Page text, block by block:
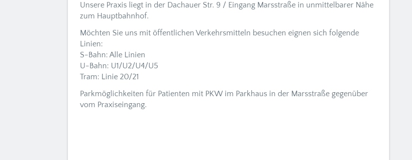
Unsere Praxis liegt in der Dachauer Str. 9 / Eingang Marsstraße in unmittelbarer Nähe
zum Hauptbahnhof.
Möchten Sie uns mit öffentlichen Verkehrsmitteln besuchen eignen sich folgende
Linien:
S-Bahn: Alle Linien
U-Bahn: U1/U2/U4/U5
Tram: Linie 20/21
Parkmöglichkeiten für Patienten mit PKW im Parkhaus in der Marsstraße gegenüber
vom Praxiseingang.